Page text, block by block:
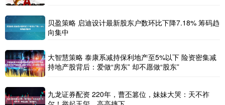
贝盈策略 启迪设计最新股东户数环比下降7.18% 筹码趋
向集中
大智慧策略 泰康系减持保利地产至5%以下 险资密集减
持地产股背后：爱做“房东” 却不愿做“股东”
九龙证券配资 220年，曹丕篡位，妹妹大哭：天不祚